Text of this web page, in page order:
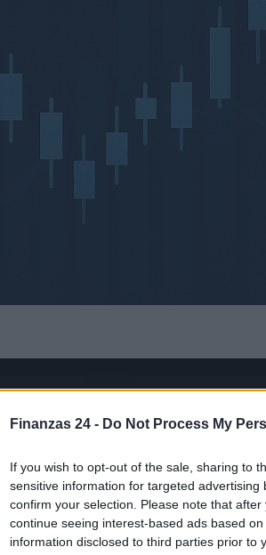
Finanzas 24 - Do Not Process My
If you wish to opt-out of the sale, sharing to
sensitive information for targeted
confirm your selection. Please note that
continue seeing interest-based ads based
information disclosed to third parties prior to